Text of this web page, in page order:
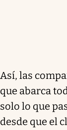
Así, las
que abarca
solo lo que
desde que el